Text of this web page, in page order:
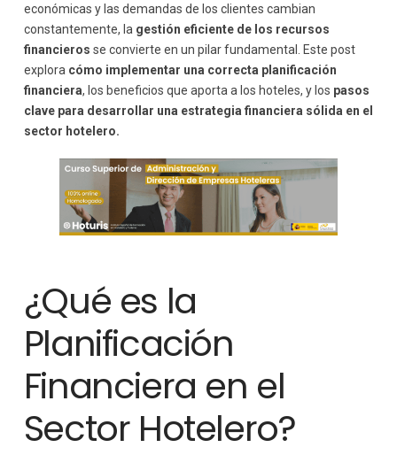
5. Análisis de Rentabilidad por Segmento
6. Gestión de Flujos de Efectivo
Herramientas y Estrategias para Optimizar la
Planificación Financiera
1. Software de Gestión Financiera
2. Análisis de Competencia
económicas y las demandas de los clientes cambian
constantemente, la gestión eficiente de los recursos
financieros se convierte en un pilar fundamental. Este post
explora cómo implementar una correcta planificación
financiera, los beneficios que aporta a los hoteles, y los pasos
clave para desarrollar una estrategia financiera sólida en el
sector hotelero.
¿Qué es la
Planificación
Financiera en el
Sector Hotelero?